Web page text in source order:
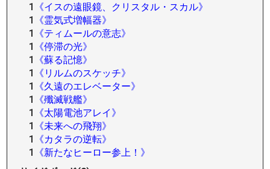
1
《イスの遠眼鏡、クリスタル・スカル》
1
《霊気式増幅器》
1
《ティムールの意志》
1
《停滞の光》
1
《蘇る記憶》
1
《リルムのスケッチ》
1
《久遠のエレベーター》
1
《殲滅戦艦》
1
《太陽電池アレイ》
1
《未来への飛翔》
1
《カタラの逆転》
1
《新たなヒーロー参上！》